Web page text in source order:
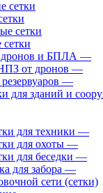
дронов и БПЛА —
от дронов —
—
для зданий и
для техники —
для охоты —
для беседки —
для забора —
сети (сетки)